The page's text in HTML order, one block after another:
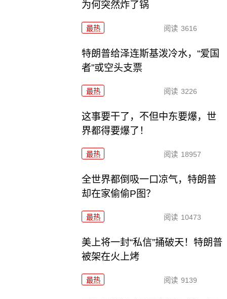
为何突然炸了锅
最热 阅读 3616
特朗普给泽连斯基泼冷水，“爱国
者”或空头支票
最热 阅读 3226
这事要干了，不但中东要爆，世
界都得要爆了！
最热 阅读 18957
全世界都倒吸一口凉气，特朗普
却在家偷偷P图？
最热 阅读 10473
美上将一封“私信”捅破天！特朗普
被架在火上烤
最热 阅读 9139